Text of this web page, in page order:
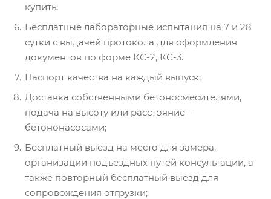
купить;
Бесплатные лабораторные испытания на 7 и 28
сутки с выдачей протокола для оформления
документов по форме КС-2, КС-3.
Паспорт качества на каждый выпуск;
Доставка собственными бетоносмесителями,
подача на высоту или расстояние –
бетононасосами;
Бесплатный выезд на место для замера,
организации подъездных путей консультации, а
также повторный бесплатный выезд для
сопровождения отгрузки;